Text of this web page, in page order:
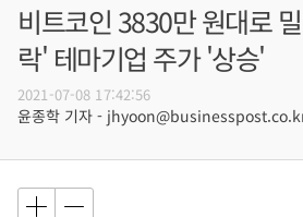
비트코인 3830만 원대로
락' 테마기업 주가 '상승'
2021-07-08 17:42:56
윤종학 기자 -